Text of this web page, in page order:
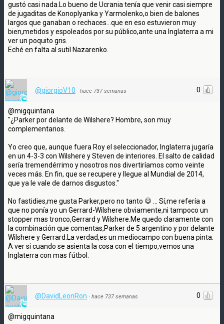
gustó casi nada.Lo bueno de Ucrania tenía que venir casi siempre
de jugaditas de Konoplyanka y Yarmolenko,o bien de balones
largos que ganaban o rechaces...que en eso estuvieron muy
bien,metidos y espoleados por su público,ante una Inglaterra a mi
ver un poquito gris.
Eché en falta al sutil Nazarenko.
0
@giorgioV10 · hace 737 semanas
@migquintana
"¿Parker por delante de Wilshere? Hombre, son muy
complementarios.
Yo creo que, aunque fuera Roy el seleccionador, Inglaterra jugaría
en un 4-3-3 con Wilshere y Steven de interiores. El salto de calidad
sería tremendérrimo y nosotros nos divertiríamos como veinte
veces más. En fin, que se recupere y llegue al Mundial de 2014,
que ya le vale de darnos disgustos."
No fastidies,me gusta Parker,pero no tanto
... Sí,me refería a
que no ponía yo un Gerrard-Wilshere obviamente,ni tampoco un
stopper mas tronco,Gerrard y Wilshere.Me quedo claramente con
la combinación que comentas,Parker de 5 argentino y por delante
Wilshere y Gerrard.La verdad,es un mediocampo con buena pinta.
A ver si cuando se asienta la cosa con el tiempo,vemos una
Inglaterra con mas fútbol.
0
@DavidLeonRon · hace 737 semanas
@migquintana